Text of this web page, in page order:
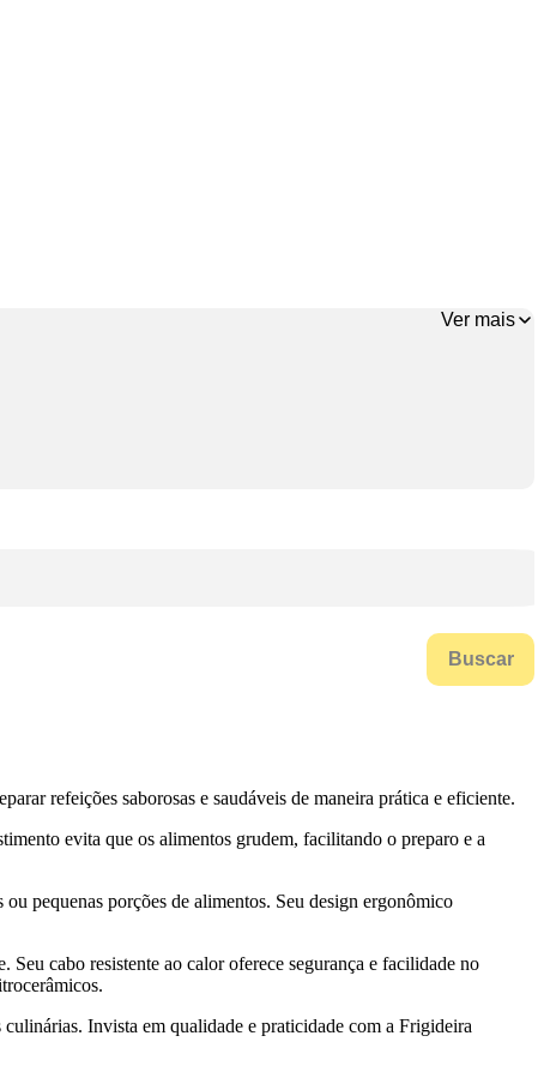
Ver mais
Buscar
refeições saborosas e saudáveis de maneira prática e eficiente.
evita que os alimentos grudem, facilitando o preparo e a
pequenas porções de alimentos. Seu design ergonômico
cabo resistente ao calor oferece segurança e facilidade no
Invista em qualidade e praticidade com a Frigideira